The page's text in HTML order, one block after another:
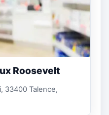
Roosevelt
33400 Talence,